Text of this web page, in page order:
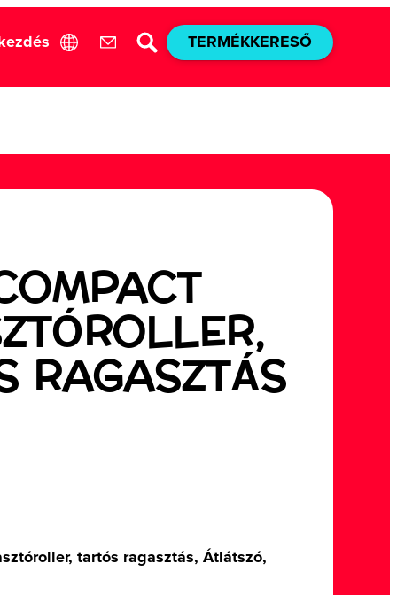
TERMÉKKERESŐ
RAGASZTÁS
tartós ragasztás, Átlátszó,